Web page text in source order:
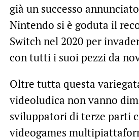
già un successo
Nintendo si è goduta il
Switch nel 2020 per
con tutti i suoi pezzi da
Oltre tutta questa
videoludica non vanno
sviluppatori di terze parti
videogames